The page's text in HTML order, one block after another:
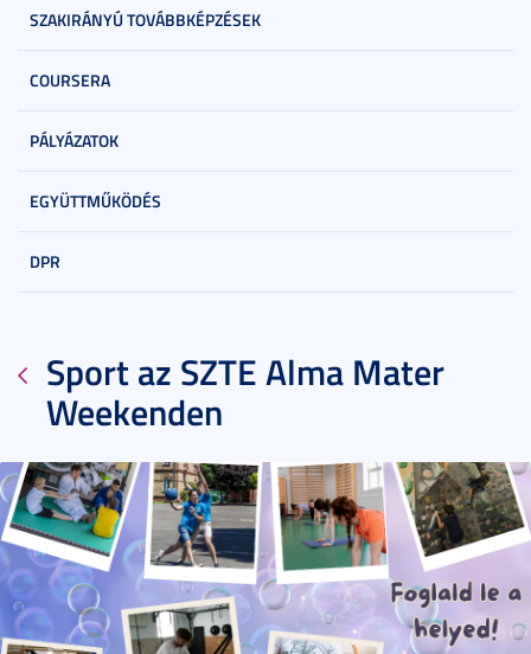
SZAKIRÁNYÚ TOVÁBBKÉPZÉSEK
COURSERA
PÁLYÁZATOK
EGYÜTTMŰKÖDÉS
DPR
Sport az SZTE Alma Mater
Weekenden